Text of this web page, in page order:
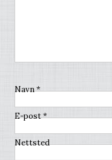
Navn*
E-post*
Nettsted